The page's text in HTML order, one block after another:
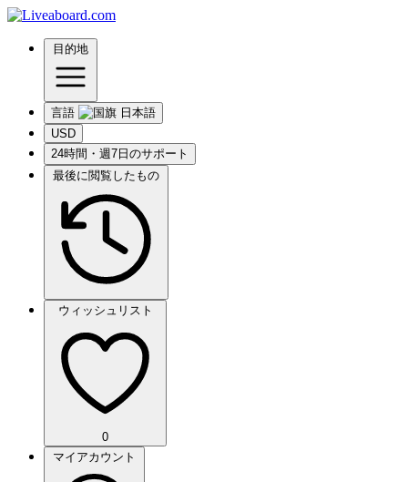
目的地
言語
USD
24時間・週7日のサポート
最後に閲覧したもの
ウィッシュリスト
0
マイアカウント